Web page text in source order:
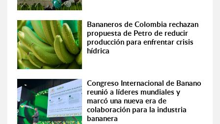
Bananeros de Colombia rechazan
propuesta de Petro de reducir
producción para enfrentar crisis
hídrica
Congreso Internacional de Banano
reunió a líderes mundiales y
marcó una nueva era de
colaboración para la industria
bananera